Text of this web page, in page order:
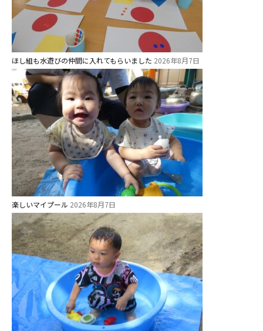
ほし組も水遊びの仲間に入れてもらいました 2026年8月7日
楽しいマイプール 2026年8月7日
教職員募集
園のこと
園舎案内
安⼼・安全対策
給⾷
課外教室
理事長のことば
教育と保育
美⽊多幼稚園の理想
園の1⽇
年間⾏事
預かり保育［ヒラソル ]
美⽊多チコス
美⽊多チコスについて